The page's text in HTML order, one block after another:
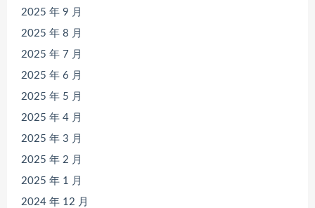
2025 年 9 月
2025 年 8 月
2025 年 7 月
2025 年 6 月
2025 年 5 月
2025 年 4 月
2025 年 3 月
2025 年 2 月
2025 年 1 月
2024 年 12 月